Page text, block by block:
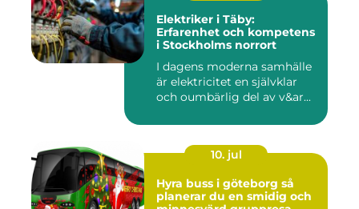
Elektriker i Täby:
Erfarenhet och kompetens
i Stockholms norrort
I dagens moderna samhälle
är elektricitet en självklar
och oumbärlig del av v&ar...
10. jul
Hyra buss i göteborg så
planerar du en smidig och